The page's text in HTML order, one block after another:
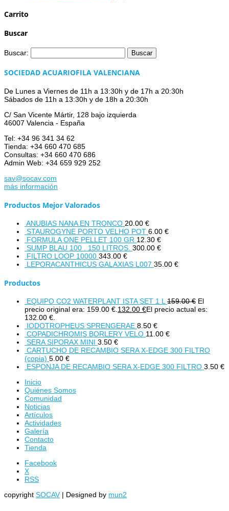
Carrito
Buscar
Buscar:
SOCIEDAD ACUARIOFILA VALENCIANA
De Lunes a Viernes de 11h a 13:30h y de 17h a 20:30h
Sábados de 11h a 13:30h y de 18h a 20:30h
C/ San Vicente Mártir, 128 bajo izquierda
46007 Valencia - España
Tel: +34 96 341 34 62
Tienda: +34 660 470 685
Consultas: +34 660 470 686
Admin Web: +34 659 929 252
sav@socav.com
más información
Productos Mejor Valorados
ANUBIAS NANA EN TRONCO 20.00 €
STAUROGYNE PORTO VELHO POT 6.00 €
FORMULA ONE PELLET 100 GR 12.30 €
SUMP BLAU 100 . 150 LITROS. 300.00 €
FILTRO LOOP 10000 343.00 €
LEPORACANTHICUS GALAXIAS L007 35.00 €
Productos
EQUIPO CO2 WATERPLANT ISTA SET 1 L 159.00€ El
precio original era: 159.00 €.132.00 €El precio actual es:
132.00 €.
IODOTROPHEUS SPRENGERAE 8.50 €
COPADICHROMIS BORLERY VELO 11.00 €
SERA SIPORAX MINI 3.50 €
CARTUCHO DE RECAMBIO SERA X-EDGE 300 FILTRO
(copia) 5.00 €
ESPONJA DE RECAMBIO SERA X-EDGE 300 FILTRO 3.50 €
Inicio
Quiénes Somos
Comunidad
Noticias
Artículos
Actividades
Galería
Contacto
Tienda
Facebook
X
RSS
copyright SOCAV | Designed by mun2